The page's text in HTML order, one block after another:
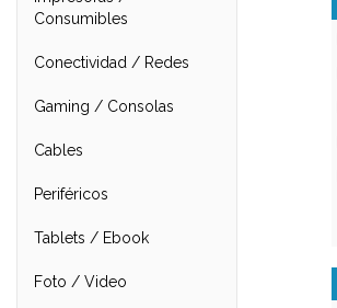
Consumibles
Conectividad / Redes
Gaming / Consolas
Cables
Periféricos
Tablets / Ebook
Foto / Video